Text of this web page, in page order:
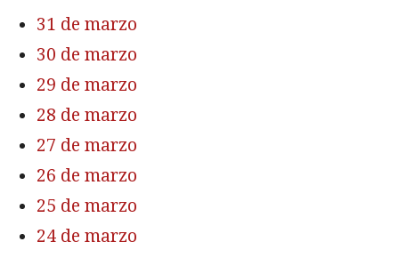
31 de marzo
30 de marzo
29 de marzo
28 de marzo
27 de marzo
26 de marzo
25 de marzo
24 de marzo